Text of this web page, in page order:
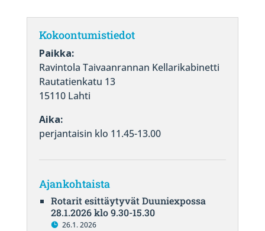
Kokoontumistiedot
Paikka:
Ravintola Taivaanrannan Kellarikabinetti
Rautatienkatu 13
15110 Lahti
Aika:
perjantaisin klo 11.45-13.00
Ajankohtaista
Rotarit esittäytyvät Duuniexpossa
28.1.2026 klo 9.30-15.30
26.1. 2026